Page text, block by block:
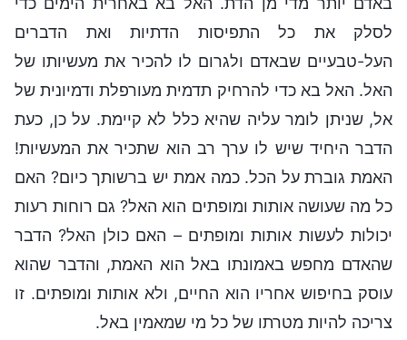
לסלק את כל התפיסות הדתיות ואת הדברים
העל-טבעיים שבאדם ולגרום לו להכיר את מעשיותו של
האל. האל בא כדי להרחיק תדמית מעורפלת ודמיונית של
אל, שניתן לומר עליה שהיא כלל לא קיימת. על כן, כעת
הדבר היחיד שיש לו ערך רב הוא שתכיר את המעשיות!
האמת גוברת על הכל. כמה אמת יש ברשותך כיום? האם
כל מה שעושה אותות ומופתים הוא האל? גם רוחות רעות
יכולות לעשות אותות ומופתים – האם כולן האל? הדבר
שהאדם מחפש באמונתו באל הוא האמת, והדבר שהוא
עוסק בחיפוש אחריו הוא החיים, ולא אותות ומופתים. זו
צריכה להיות מטרתו של כל מי שמאמין באל.